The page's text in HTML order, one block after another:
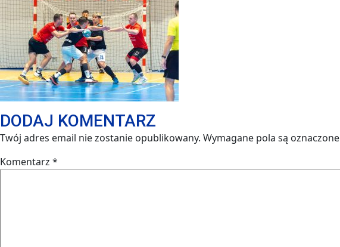
DODAJ KOMENTARZ
Twój adres email nie zostanie opublikowany. Wymagane pola są oznaczone
Komentarz *